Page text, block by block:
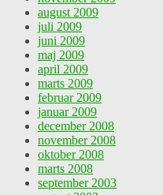
august 2009
juli 2009
juni 2009
maj 2009
april 2009
marts 2009
februar 2009
januar 2009
december 2008
november 2008
oktober 2008
marts 2008
september 2003